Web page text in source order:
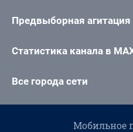
Предвыборная агитация
Статистика канала в
Все города сети
Мобильное